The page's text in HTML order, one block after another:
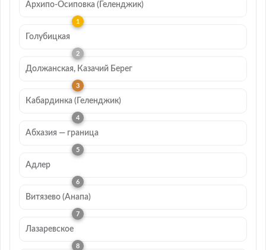
Архипо-Осиповка (Геленджик)
Голубицкая
Должанская, Казачий Берег
Кабардинка (Геленджик)
Абхазия — граница
Адлер
Витязево (Анапа)
Лазаревское